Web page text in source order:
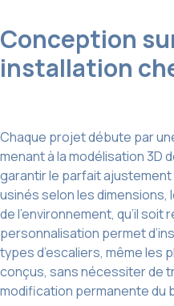
Conception
installation
Chaque projet débute par
menant à la modélisation 3D
garantir le parfait
usinés selon les
de l’environnement, qu’il
personnalisation permet
types d’escaliers, même les
conçus, sans nécessiter de
modification permanente du